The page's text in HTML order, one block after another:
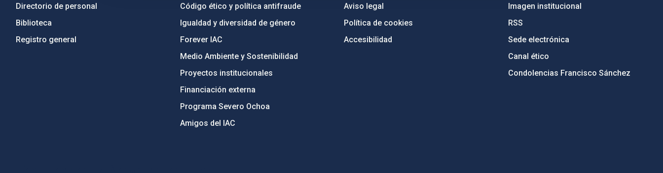
Directorio de personal
Biblioteca
Registro general
Código ético y política antifraude
Igualdad y diversidad de género
Forever IAC
Medio Ambiente y Sostenibilidad
Proyectos institucionales
Financiación externa
Programa Severo Ochoa
Amigos del IAC
Aviso legal
Política de cookies
Accesibilidad
Imagen institucional
RSS
Sede electrónica
Canal ético
Condolencias Francisco Sánchez